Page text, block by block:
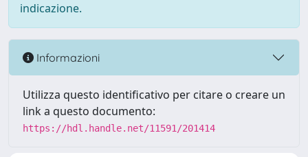
indicazione.
Informazioni
Utilizza questo identificativo per citare o creare un
link a questo documento:
https://hdl.handle.net/11591/201414